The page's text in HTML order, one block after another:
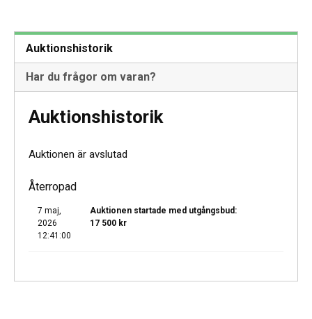
Auktionshistorik
Har du frågor om varan?
Auktionshistorik
Auktionen är avslutad
Återropad
7 maj,
2026
12:41:00
Auktionen startade med utgångsbud:
17 500 kr